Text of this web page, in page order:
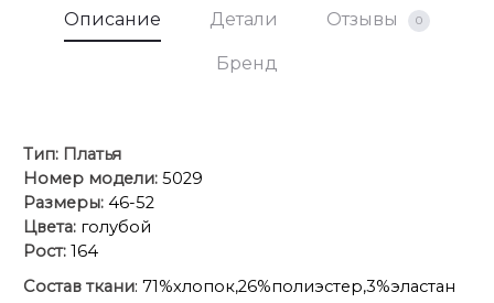
Описание Детали Отзывы 0
Бренд
Тип: Платья
Номер модели: 5029
Размеры: 46-52
Цвета: голубой
Рост: 164
Состав ткани: 71%хлопок,26%полиэстер,3%эластан